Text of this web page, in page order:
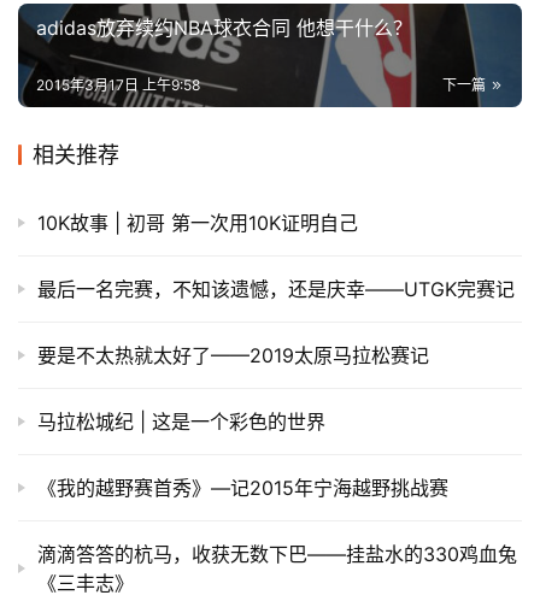
adidas放弃续约NBA球衣合同 他想干什么？
下一篇
2015年3月17日 上午9:58
相关推荐
10K故事 | 初哥 第一次用10K证明自己
最后一名完赛，不知该遗憾，还是庆幸——UTGK完赛记
要是不太热就太好了——2019太原马拉松赛记
马拉松城纪 | 这是一个彩色的世界
《我的越野赛首秀》—记2015年宁海越野挑战赛
滴滴答答的杭马，收获无数下巴——挂盐水的330鸡血兔
《三丰志》